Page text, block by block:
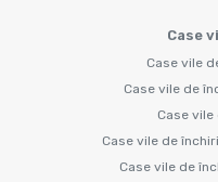
Case
Case vile
Case vile de
Case
Case vile de
Case vile de